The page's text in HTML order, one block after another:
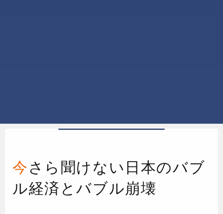
今さら聞けない日本のバブ
ル経済とバブル崩壊